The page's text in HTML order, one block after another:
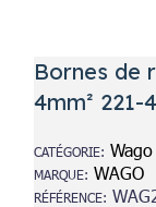
Bornes de
4mm² 221-
CATÉGORIE Wago
MARQUE WAGO
RÉFÉRENCE